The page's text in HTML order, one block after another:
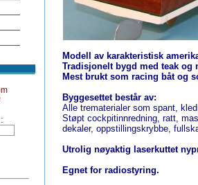
:
Modell av karakteristisk
Tradisjonelt bygd med teak og
Mest brukt som racing båt og
Byggesettet består av:
Alle trematerialer som spant,
Støpt cockpitinnredning, ratt,
dekaler, oppstillingskrybbe,
Utrolig nøyaktig laserkuttet
Egnet for radiostyring.